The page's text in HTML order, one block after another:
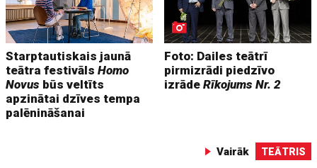
Starptautiskais jaunā
teātra festivālsHomo
Novus būs veltīts
apzinātai dzīves tempa
palēnināšanai
Foto: Dailes teātrī
pirmizrādi piedzīvo
izrādeRīkojums Nr. 2
Vairāk TEĀTRIS